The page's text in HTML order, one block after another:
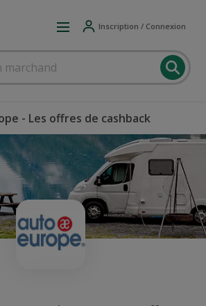
Inscription / Connexion
- Les offres de cashback